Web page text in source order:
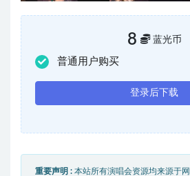
8 蓝光币
普通用户购买
登录后下载
重要声明 : 本站所有演唱会资源均来源于